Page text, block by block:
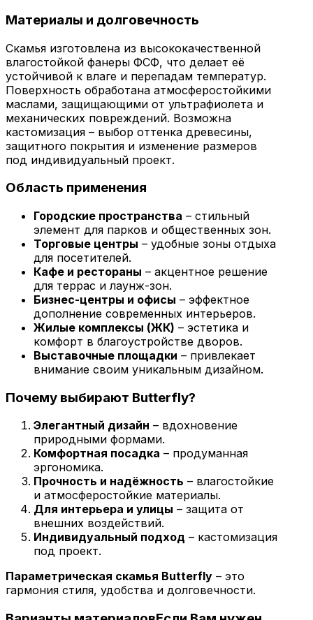
Материалы и долговечность
Скамья изготовлена из высококачественной
влагостойкой фанеры ФСФ, что делает её
устойчивой к влаге и перепадам температур.
Поверхность обработана атмосферостойкими
маслами, защищающими от ультрафиолета и
механических повреждений. Возможна
кастомизация – выбор оттенка древесины,
защитного покрытия и изменение размеров
под индивидуальный проект.
Область применения
Городские пространства – стильный
элемент для парков и общественных зон.
Торговые центры – удобные зоны отдыха
для посетителей.
Кафе и рестораны – акцентное решение
для террас и лаунж-зон.
Бизнес-центры и офисы – эффектное
дополнение современных интерьеров.
Жилые комплексы (ЖК) – эстетика и
комфорт в благоустройстве дворов.
Выставочные площадки – привлекает
внимание своим уникальным дизайном.
Почему выбирают Butterfly?
Элегантный дизайн – вдохновение
природными формами.
Комфортная посадка – продуманная
эргономика.
Прочность и надёжность – влагостойкие
и атмосферостойкие материалы.
Для интерьера и улицы – защита от
внешних воздействий.
Индивидуальный подход – кастомизация
под проект.
Параметрическая скамья Butterfly – это
гармония стиля, удобства и долговечности.